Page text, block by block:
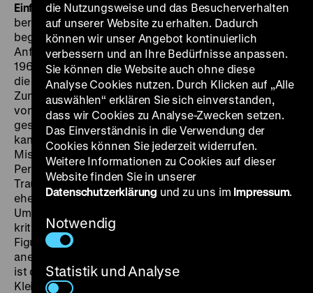
Einführung: Jan GympelGünter Herburger hatte sich
bereits als Schriftsteller einen Namen gemacht, als er
begann, Filmstoffe und Drehbücher zu schreiben. Am
Anfang dieser Schaffensphase standAbschied, der
1965 in West-Berlin gedreht wurde und ein Beispiel für
die realistischeren Fernseharbeiten Lilienthals ist.
Zunächst werden weitgehend wortlos die Aktivitäten
von Hinterbliebenen einer kürzlich Verstorbenen
geschildert. Die zweite Hälfte des Films stellt
kammerspielartig das von Missverständnissen und
Missgunst bestimmte Aufeinandertreffen dieser
Personen bei der armseligen kleinen privaten
Trauerfeier dar. Herburger-typisch wird die Geschichte
eher bruchstückhaft erzählt und an Hand des
Umgangs der Menschen miteinander ein sehr
kritisches Bild der Gesellschaft gezeichnet. Wenn die
Figuren überhaupt etwas sagen, reden sie oft
aneinander vorbei. Kurt Habernoll urteilte: „Lilienthal
ist da in eine sehr trübselige, jämmerliche, verklemmte
Kleinbürgerwelt eingedrungen. Er hält sich in ihr ein
die Nutzungsweise und das Besucherverhalten
auf unserer Website zu erhalten. Dadurch
können wir unser Angebot kontinuierlich
verbessern und an Ihre Bedürfnisse anpassen.
Sie können die Website auch ohne diese
Analyse Cookies nutzen. Durch Klicken auf „Alle
auswählen“ erklären Sie sich einverstanden,
dass wir Cookies zu Analyse-Zwecken setzen.
Das Einverständnis in die Verwendung der
Cookies können Sie jederzeit widerrufen.
Weitere Informationen zu Cookies auf dieser
Website finden Sie in unserer
Datenschutzerklärung und zu uns im Impressum.
Notwendig
Statistik und Analyse